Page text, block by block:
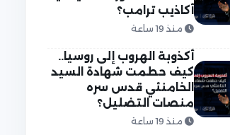
أكاذيب ترامب؟
منذ 19 ساعة
أكذوبة الهروب إلى روسيا..
كيف حطمت شهادة السيد
الخامنئي قدس سره
منصات التضليل؟
منذ 19 ساعة